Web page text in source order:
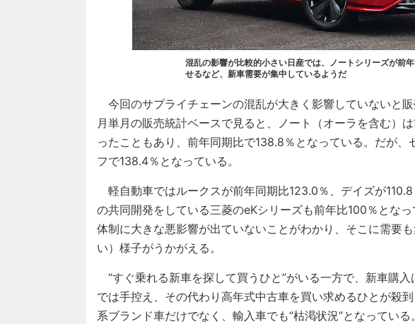
混乱の影響が比較的小さい日産では、ノートシリーズが前
せるなど、新車需要が集中しているようだ
今回のサプライチェーンの混乱が大きく影響していないと
月単月の販売統計ベースで見ると、ノート（オーラを含む）
ったこともあり、前年同期比で138.8％となっている。だが
フで138.4％となっている。
軽自動車ではルークスが前年同期比123.0％、デイズが
の共同開発をしている三菱のeKシリーズも前年比100％とな
体制に大きな悪影響が出ていないことがわかり、そこに需要
い）様子がうかがえる。
“すぐ乗れる新車を探して買うひと”がいる一方で、新車購
では手控え、その代わり高年式中古車を買い求めるひとが殺
系ブランド車だけでなく、輸入車でも“枯渇状況”となっている。